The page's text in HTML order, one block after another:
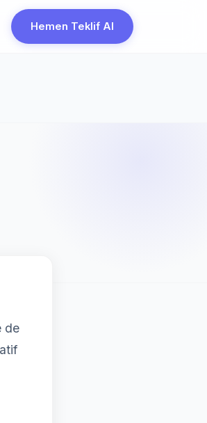
Hemen Teklif Al
de